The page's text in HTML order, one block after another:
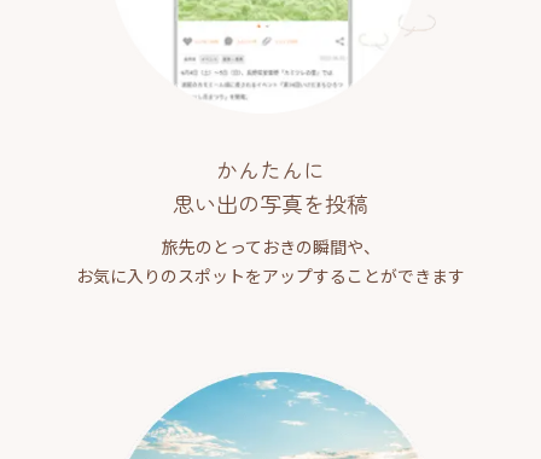
かんたんに
思い出の写真を投稿
旅先のとっておきの瞬間や、
お気に入りのスポットをアップすることができます